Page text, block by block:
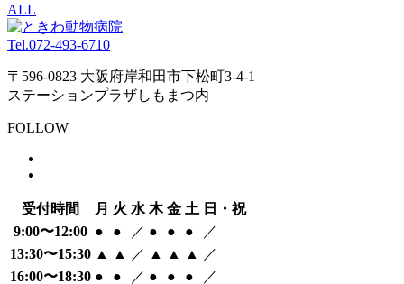
ALL
Tel.072-493-6710
〒596-0823 大阪府岸和田市下松町3-4-1
ステーションプラザしもまつ内
FOLLOW
受付時間 月 火 水 木 金 土 日・祝
9:00〜12:00 ● ● ／ ● ● ●
／
13:30〜15:30 ▲ ▲ ／ ▲ ▲ ▲
／
16:00〜18:30 ● ● ／ ● ● ● ／